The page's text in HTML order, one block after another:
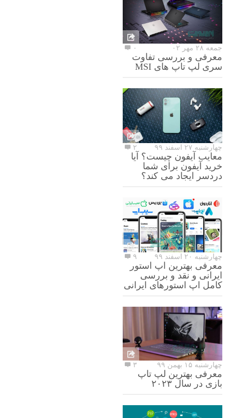
جمعه ۲۸ مهر ۰۲ ۰
معرفی و بررسی تفاوت
سری لپ تاپ های MSI
چهارشنبه ۲۷ اسفند ۹۹ ۲
معایب آیفون چیست؟ آیا
خرید آیفون برای شما
دردسر ایجاد می کند؟
چهارشنبه ۲۰ اسفند ۹۹ ۹
معرفی بهترین اپ استور
ایرانی و نقد و بررسی
کامل اپ استورهای ایرانی
چهارشنبه ۱۵ بهمن ۹۹ ۳
معرفی بهترین لپ تاپ
بازی در سال ۲۰۲۳